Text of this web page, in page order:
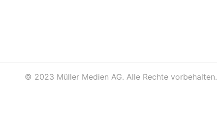
© 2023 Müller Medien AG. Alle Rechte vorbehalten.